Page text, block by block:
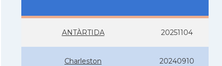
ANTÀRTIDA 20251104
Charleston 20240910